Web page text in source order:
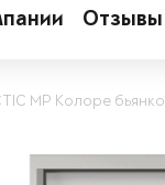
Отзывы
MP Колоре бьянко